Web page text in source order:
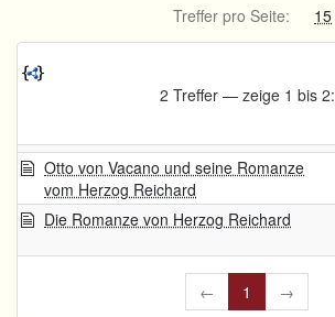
Treffer pro Seite:
15
2 Treffer — zeige 1 bis 2:
Otto von Vacano und seine Romanze
vom Herzog Reichard
Die Romanze von Herzog Reichard
← 1 →